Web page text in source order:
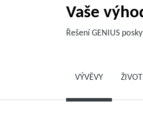
Vaše
Řešení GENIUS
VÝVĚVY